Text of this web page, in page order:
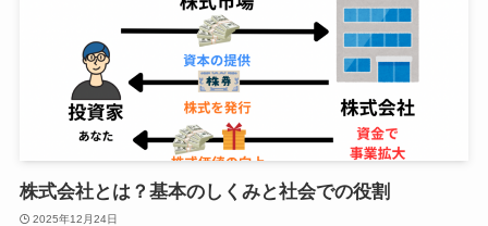
株式会社とは？基本のしくみと社会での役割
2025年12月24日